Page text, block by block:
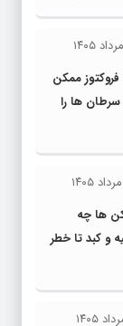
ممکن
ها را
ها چه
و کبد تا خطر